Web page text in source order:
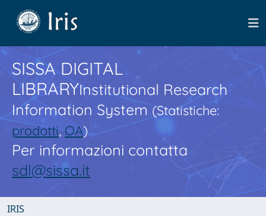
SISSA DIGITAL
LIBRARYInstitutional Research
Information System(Statistiche:
prodotti,OA)
Per informazioni contatta
sdl@sissa.it
IRIS